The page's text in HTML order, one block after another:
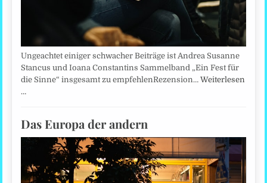
Ungeachtet einiger schwacher Beiträge ist Andrea Susanne
Stancus und Ioana Constantins Sammelband „Ein Fest für
die Sinne“ insgesamt zu empfehlenRezension…Weiterlesen
…
Das Europa der andern